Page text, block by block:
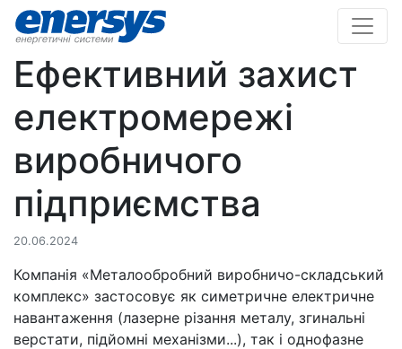
Ефективний захист
електромережі
виробничого
підприємства
20.06.2024
Компанія «Металообробний виробничо-складський
комплекс» застосовує як симетричне електричне
навантаження (лазерне різання металу, згинальні
верстати, підйомні механізми...), так і однофазне